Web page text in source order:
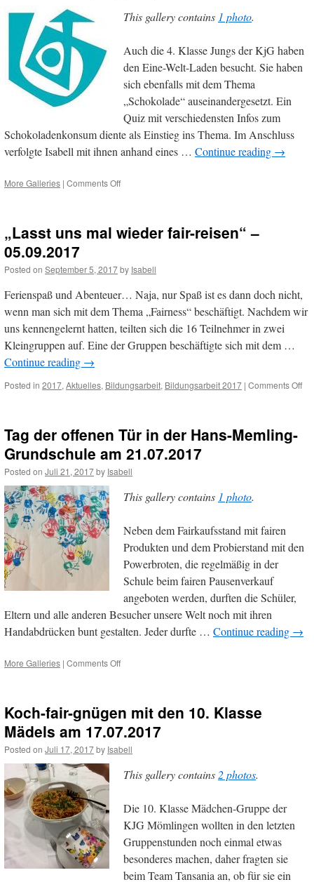
This gallery contains 1 photo.
Auch die 4. Klasse Jungs der KjG haben
den Eine-Welt-Laden besucht. Sie haben
sich ebenfalls mit dem Thema
„Schokolade“ auseinandergesetzt. Ein
Quiz mit verschiedensten Infos zum
Schokoladenkonsum diente als Einstieg ins Thema. Im Anschluss
verfolgte Isabell mit ihnen anhand eines … Continue reading →
More Galleries | Comments Offon
Klasse
den
–
04.12.2017
„Lasst uns mal wieder fair-reisen“ –
05.09.2017
Posted on September 5, 2017by Isabell
Ferienspaß und Abenteuer… Naja, nur Spaß ist es dann doch nicht,
wenn man sich mit dem Thema „Fairness“ beschäftigt. Nachdem wir
uns kennengelernt hatten, teilten sich die 16 Teilnehmer in zwei
Kleingruppen auf. Eine der Gruppen beschäftigte sich mit dem …
Continue reading →
Posted in 2017, Aktuelles, Bildungsarbeit, Bildungsarbeit 2017 | Comments Offon
Tag der offenen Tür in der Hans-Memling-
Grundschule am 21.07.2017
Posted on Juli 21, 2017by Isabell
This gallery contains 1 photo.
Neben dem Fairkaufsstand mit fairen
Produkten und dem Probierstand mit den
Powerbroten, die regelmäßig in der
Schule beim fairen Pausenverkauf
angeboten werden, durften die Schüler,
Eltern und alle anderen Besucher unsere Welt noch mit ihren
Handabdrücken bunt gestalten. Jeder durfte … Continue reading →
More Galleries | Comments Offon
Tür
in
der
Hans-
Grundschule
Koch-fair-gnügen mit den 10. Klasse
Mädels am 17.07.2017
Posted on Juli 17, 2017by Isabell
This gallery contains2 photos.
Die 10. Klasse Mädchen-Gruppe der
KJG Mömlingen wollten in den letzten
Gruppenstunden noch einmal etwas
besonderes machen, daher fragten sie
beim Team Tansania an, ob für sie ein